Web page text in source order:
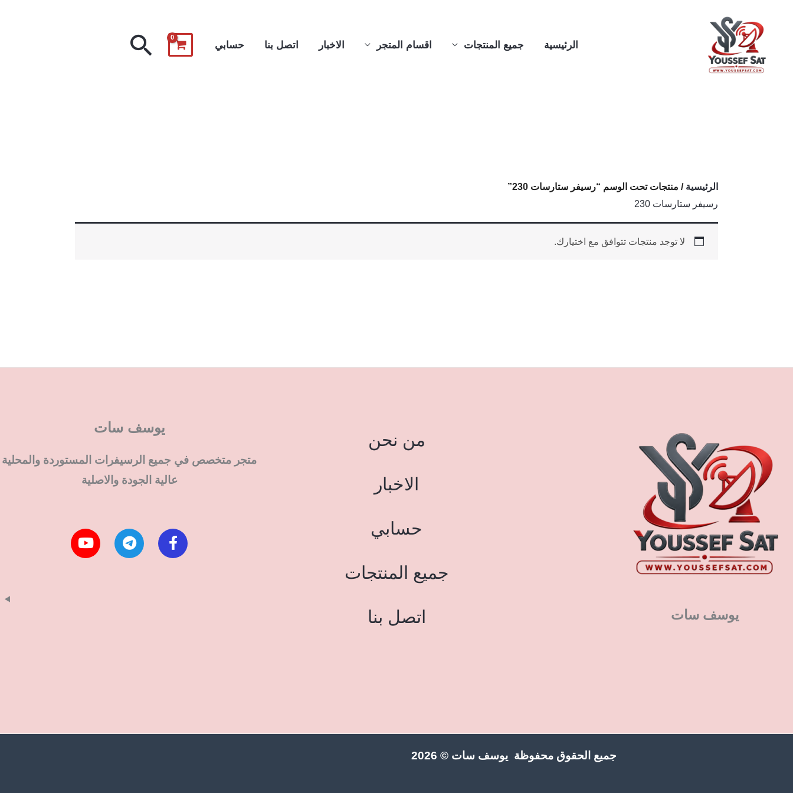
الرئيسية جميع المنتجات اقسام المتجر الاخبار اتصل بنا حسابي البحث
الرئيسية / منتجات تحت الوسم “رسيفر ستارسات 230”
رسيفر ستارسات 230
لا توجد منتجات تتوافق مع اختيارك.
يوسف سات
من نحن
الاخبار
حسابي
جميع المنتجات
اتصل بنا
يوسف سات
متجر متخصص في جميع الرسيفرات المستوردة والمحلية
عالية الجودة والاصلية
جميع الحقوق محفوظة يوسف سات © 2026